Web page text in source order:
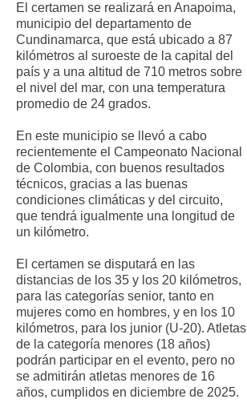
El certamen se realizará en Anapoima,
municipio del departamento de
Cundinamarca, que está ubicado a 87
kilómetros al suroeste de la capital del
país y a una altitud de 710 metros sobre
el nivel del mar, con una temperatura
promedio de 24 grados.
En este municipio se llevó a cabo
recientemente el Campeonato Nacional
de Colombia, con buenos resultados
técnicos, gracias a las buenas
condiciones climáticas y del circuito,
que tendrá igualmente una longitud de
un kilómetro.
El certamen se disputará en las
distancias de los 35 y los 20 kilómetros,
para las categorías senior, tanto en
mujeres como en hombres, y en los 10
kilómetros, para los junior (U-20). Atletas
de la categoría menores (18 años)
podrán participar en el evento, pero no
se admitirán atletas menores de 16
años, cumplidos en diciembre de 2025.